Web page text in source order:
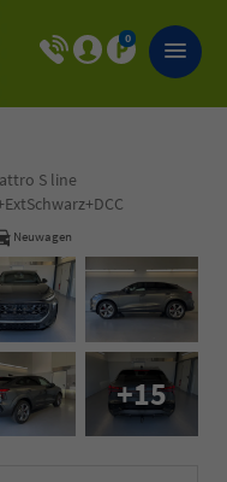
0
S line
Neuwagen
+15